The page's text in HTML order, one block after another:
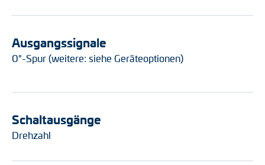
Ausgangssignale
0°-Spur (weitere: siehe Geräteoptionen)
Schaltausgänge
Drehzahl